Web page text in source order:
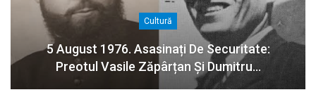
Cultură
5 August 1976. Asasinați De Securitate:
Preotul Vasile Zăpârțan Și Dumitru…